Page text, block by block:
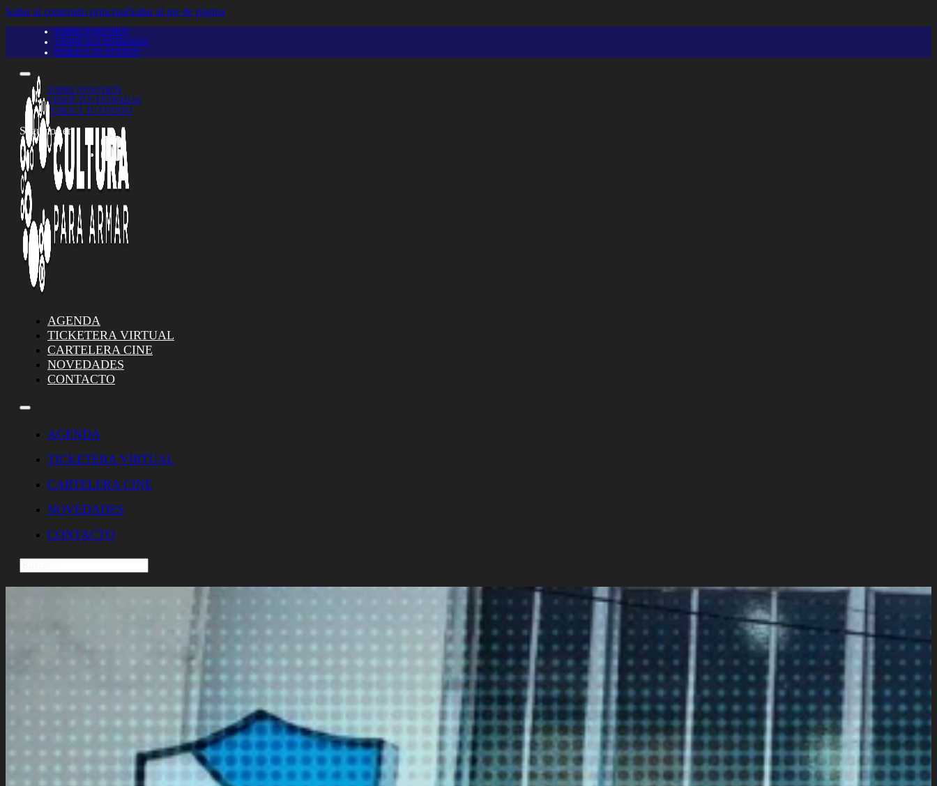
Saltar al contenido principalSaltar al pie de página
SOBRE NOSOTROS
VENDÉ TUS ENTRADAS
PUBLICÁ TU EVENTO
SOBRE NOSOTROS
VENDÉ TUS ENTRADAS
PUBLICÁ TU EVENTO
Seguinos en
AGENDA
TICKETERA VIRTUAL
CARTELERA CINE
NOVEDADES
CONTACTO
AGENDA
TICKETERA VIRTUAL
CARTELERA CINE
NOVEDADES
CONTACTO